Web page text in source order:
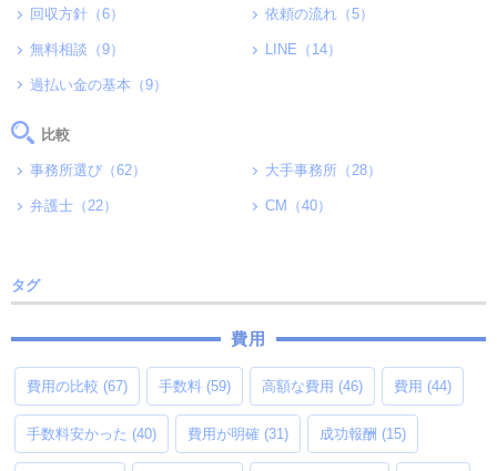
回収方針（6） 依頼の流れ（5）
無料相談（9） LINE（14）
過払い金の基本（9）
比較
事務所選び（62） 大手事務所（28）
弁護士（22） CM（40）
タグ
費用
費用の比較 (67) 手数料 (59) 高額な費用 (46) 費用 (44)
手数料安かった (40) 費用が明確 (31) 成功報酬 (15)